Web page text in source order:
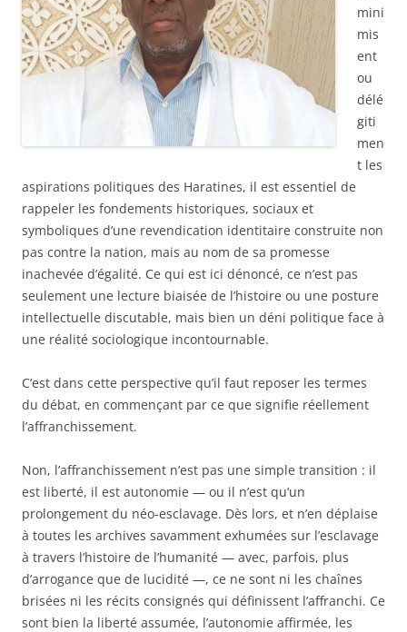
mini
mis
ent
ou
délé
giti
men
t les
aspirations politiques des Haratines, il est essentiel de
rappeler les fondements historiques, sociaux et
symboliques d’une revendication identitaire construite non
pas contre la nation, mais au nom de sa promesse
inachevée d’égalité. Ce qui est ici dénoncé, ce n’est pas
seulement une lecture biaisée de l’histoire ou une posture
intellectuelle discutable, mais bien un déni politique face à
une réalité sociologique incontournable.
C’est dans cette perspective qu’il faut reposer les termes
du débat, en commençant par ce que signifie réellement
l’affranchissement.
Non, l’affranchissement n’est pas une simple transition : il
est liberté, il est autonomie — ou il n’est qu’un
prolongement du néo-esclavage. Dès lors, et n’en déplaise
à toutes les archives savamment exhumées sur l’esclavage
à travers l’histoire de l’humanité — avec, parfois, plus
d’arrogance que de lucidité —, ce ne sont ni les chaînes
brisées ni les récits consignés qui définissent l’affranchi. Ce
sont bien la liberté assumée, l’autonomie affirmée, les